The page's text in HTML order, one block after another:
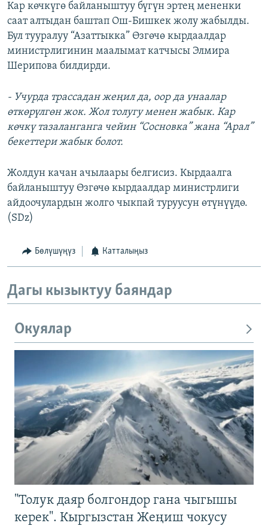
Кар көчкүгө байланыштуу бүгүн эртең мененки
саат алтыдан баштап Ош-Бишкек жолу жабылды.
Бул тууралуу “Азаттыкка” Өзгөчө кырдаалдар
министрлигинин маалымат катчысы Элмира
Шерипова билдирди.
- Учурда трассадан жеңил да, оор да унаалар
өткөрүлгөн жок. Жол толугу менен жабык. Кар
көчкү тазаланганга чейин “Сосновка” жана “Арал”
бекеттери жабык болот.
Жолдун качан ачылаары белгисиз. Кырдаалга
байланыштуу Өзгөчө кырдаалдар министрлиги
айдоочулардын жолго чыкпай туруусун өтүнүүдө.
(SDz)
Бөлүшүңүз Катталыңыз
Дагы кызыктуу баяндар
Окуялар
"Толук даяр болгондор гана чыгышы
керек". Кыргызстан Жеңиш чокусу